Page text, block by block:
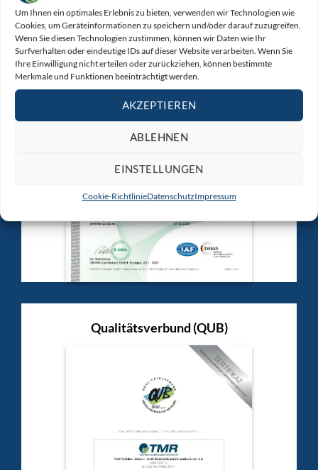
Um Ihnen ein optimales Erlebnis zu bieten, verwenden wir Technologien wie
Cookies, um Geräteinformationen zu speichern und/oder darauf zuzugreifen.
Wenn Sie diesen Technologien zustimmen, können wir Daten wie Ihr
Surfverhalten oder eindeutige IDs auf dieser Website verarbeiten. Wenn Sie
Ihre Einwilligung nicht erteilen oder zurückziehen, können bestimmte
Merkmale und Funktionen beeinträchtigt werden.
AKZEPTIEREN
ABLEHNEN
EINSTELLUNGEN
Cookie-RichtlinieDatenschutzImpressum
Qualitätsverbund (QUB)